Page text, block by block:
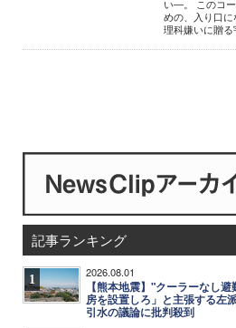
い―。 このコ
めの、入り口
理科嫌いに贈る
記事ランキング
1 2026.08.01
【熊本地震】"クーラーなし
房を設置しろ」と主張する左
引水の議論に批判殺到